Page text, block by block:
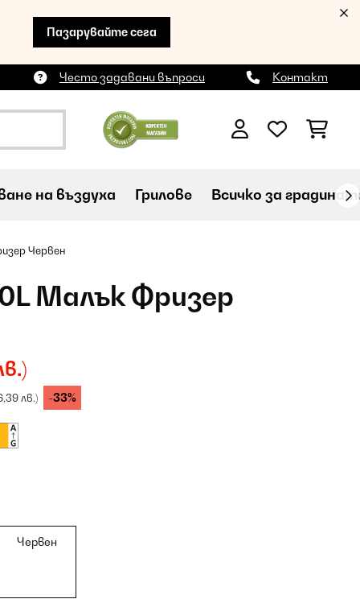
Пазарувайте сега
Често задавани въпроси Контакт
на въздуха Грилове Всичко за
Червен
Малък Фризер
лв.) -33%
Червен